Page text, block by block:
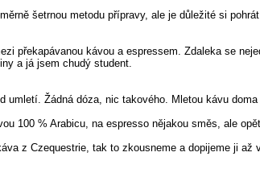
šetrnou metodu přípravy, ale je důležité si
překapávanou kávou a espressem. Zdaleka se
a já jsem chudý student.
Žádná dóza, nic takového. Mletou kávu
100 % Arabicu, na espresso nějakou směs, ale
z Czequestrie, tak to zkousneme a dopijeme ji až